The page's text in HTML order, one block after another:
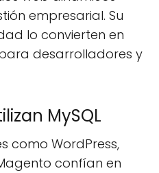
empresarial. Su
lo convierten en
desarrolladores y
MySQL
como WordPress,
confían en